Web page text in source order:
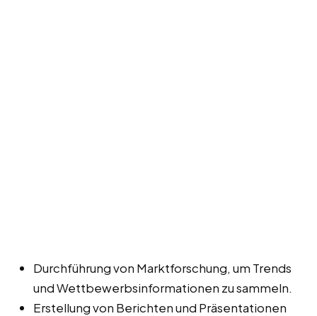
Durchführung von Marktforschung, um Trends
und Wettbewerbsinformationen zu sammeln.
Erstellung von Berichten und Präsentationen